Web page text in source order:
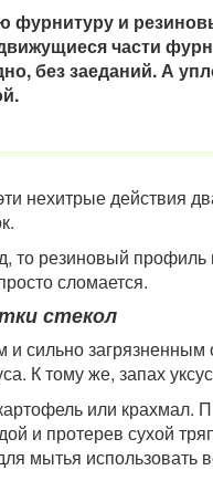
фурнитуру и
части
без заеданий. А
нехитрые действия
то резиновый профиль
сломается.
стекол
и сильно
К тому же, запах
или крахмал.
и протерев сухой
мытья использовать